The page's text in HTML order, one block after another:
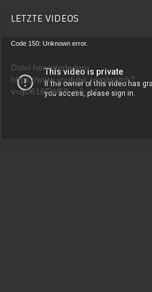
LETZTE VIDEOS
Video-
Code 150: Unknown error.
Datei herunterladen:
https://www.youtube.com/watch?
v=gD616FWSB_g&_=1